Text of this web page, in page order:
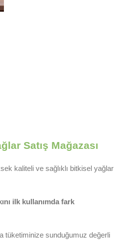
Satış Mağazası
kaliteli ve sağlıklı bitkisel yağlar
ilk kullanımda fark
tüketiminize sunduğumuz değerli